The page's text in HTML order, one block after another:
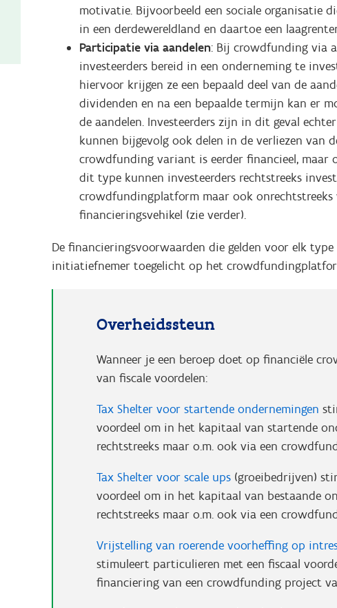
motivatie. Bijvoorbeeld een sociale organisatie
in een derdewereldland en daartoe een
Participatie via aandelen: Bij crowdfunding via
investeerders bereid in een onderneming te
hiervoor krijgen ze een bepaald deel van de
dividenden en na een bepaalde termijn kan er
de aandelen. Investeerders zijn in dit geval
kunnen bijgevolg ook delen in de verliezen van
crowdfunding variant is eerder financieel, maar
dit type kunnen investeerders rechtstreeks
crowdfundingplatform maar ook onrechtstreeks
financieringsvehikel (zie verder).
De financieringsvoorwaarden die gelden voor elk
initiatiefnemer toegelicht op het
Overheidssteun
Wanneer je een beroep doet op financiële
van fiscale voordelen:
Tax Shelter voor startende ondernemingen
voordeel om in het kapitaal van startende
rechtstreeks maar o.m. ook via een
Tax Shelter voor scale ups (groeibedrijven)
voordeel om in het kapitaal van bestaande
rechtstreeks maar o.m. ook via een
Vrijstelling van roerende voorheffing op
stimuleert particulieren met een fiscaal
financiering van een crowdfunding project